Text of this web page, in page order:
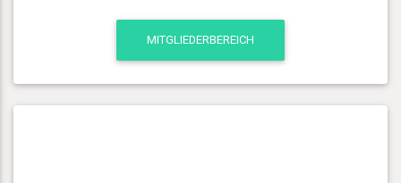
MITGLIEDERBEREICH